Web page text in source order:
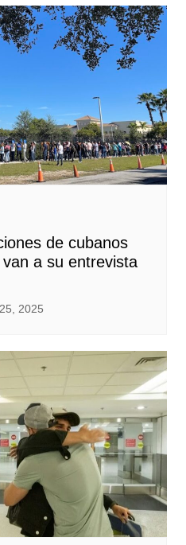
de cubanos
a su entrevista
2025